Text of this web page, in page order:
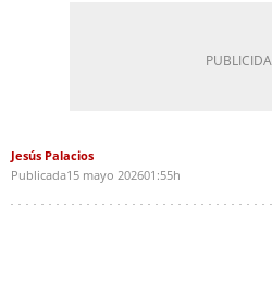
Jesús Palacios
Publicada15 mayo 202601:55h